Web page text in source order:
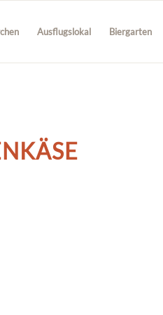
Ausflugslokal Biergarten